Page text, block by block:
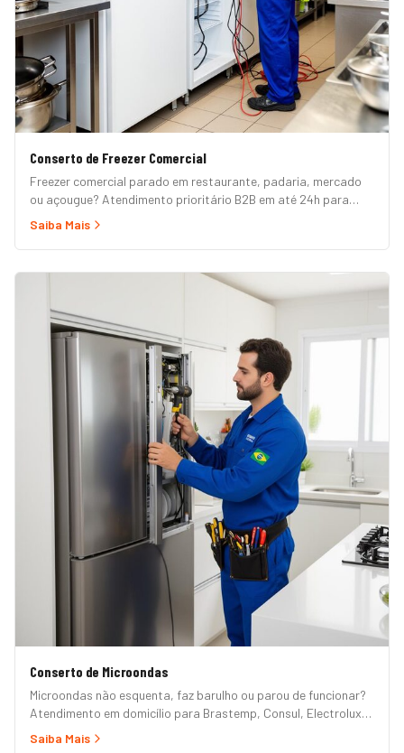
Conserto de Freezer Comercial
Freezer comercial parado em restaurante, padaria, mercado
ou açougue? Atendimento prioritário B2B em até 24h para
horizontal, vertical, expositor, ilha refrigerada e câmara fria.
Saiba Mais
Conserto de Microondas
Microondas não esquenta, faz barulho ou parou de funcionar?
Atendimento em domicílio para Brastemp, Consul, Electrolux,
Panasonic, LG, Samsung, Midea, Philco e Mondial. Conserto
Saiba Mais